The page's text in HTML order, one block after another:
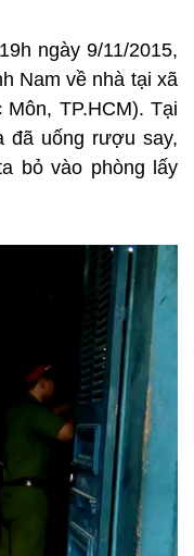
ngày 9/11/2015,
Nam về nhà tại xã
TP.HCM). Tại
đã uống rượu say,
bỏ vào phòng lấy